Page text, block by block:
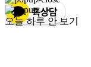
오늘 하루 안 보기